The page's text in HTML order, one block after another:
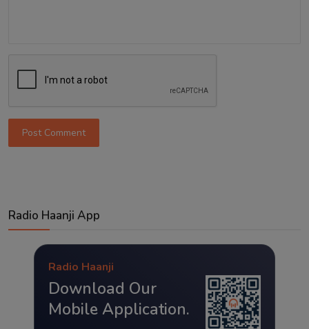
Post Comment
Radio Haanji App
Radio Haanji
Download Our
Mobile Application.